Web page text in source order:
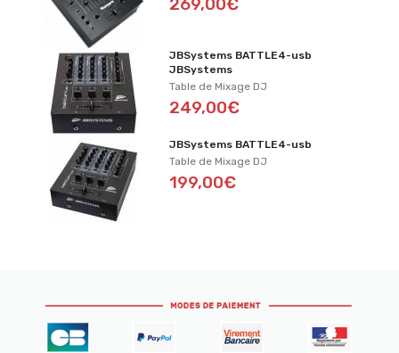
269,00€
JBSystems BATTLE4-usb
JBSystems
Table de Mixage DJ
249,00€
JBSystems BATTLE4-usb
Table de Mixage DJ
199,00€